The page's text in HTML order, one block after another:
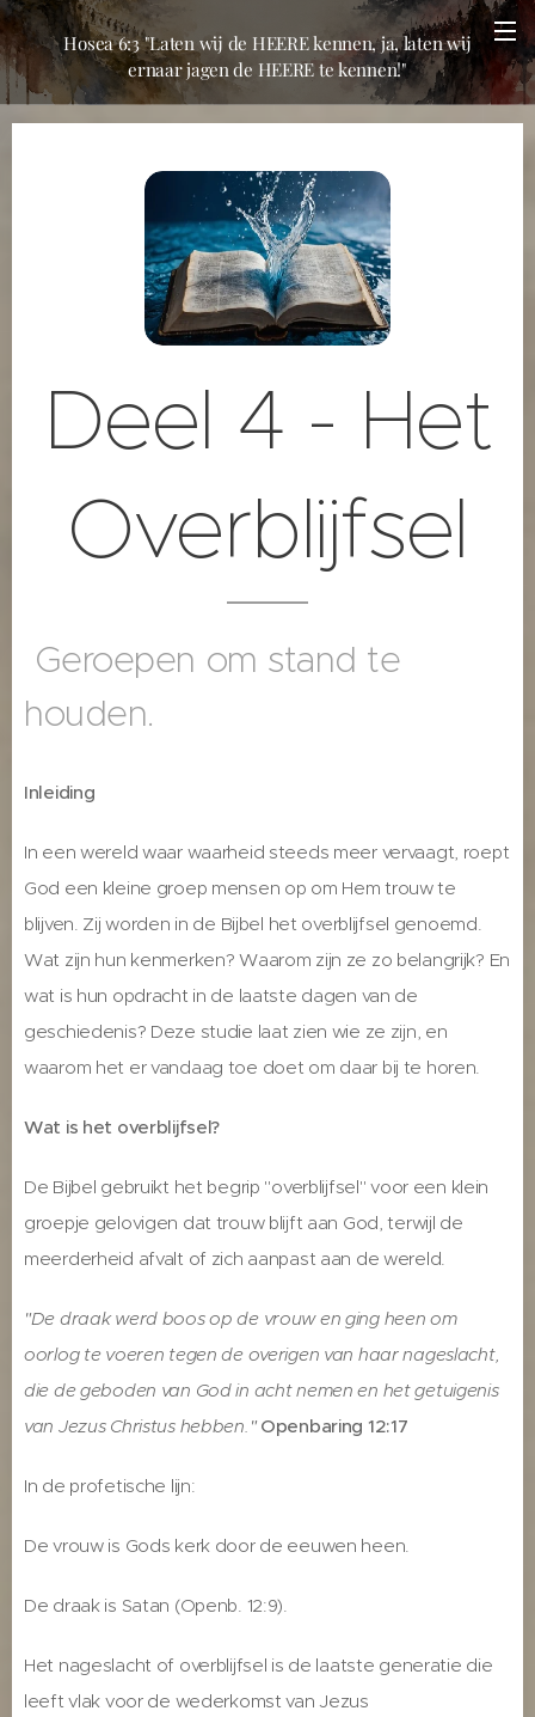
Hosea 6:3 "Laten wij de HEERE kennen, ja, laten wij
ernaar jagen de HEERE te kennen!"
Deel 4 - Het
Overblijfsel
Geroepen om stand te
houden.
Inleiding
In een wereld waar waarheid steeds meer vervaagt, roept
God een kleine groep mensen op om Hem trouw te
blijven. Zij worden in de Bijbel het overblijfsel genoemd.
Wat zijn hun kenmerken? Waarom zijn ze zo belangrijk? En
wat is hun opdracht in de laatste dagen van de
geschiedenis? Deze studie laat zien wie ze zijn, en
waarom het er vandaag toe doet om daar bij te horen.
Wat is het overblijfsel?
De Bijbel gebruikt het begrip "overblijfsel" voor een klein
groepje gelovigen dat trouw blijft aan God, terwijl de
meerderheid afvalt of zich aanpast aan de wereld.
"De draak werd boos op de vrouw en ging heen om
oorlog te voeren tegen de overigen van haar nageslacht,
die de geboden van God in acht nemen en het getuigenis
van Jezus Christus hebben." Openbaring 12:17
In de profetische lijn:
De vrouw is Gods kerk door de eeuwen heen.
De draak is Satan (Openb. 12:9).
Het nageslacht of overblijfsel is de laatste generatie die
leeft vlak voor de wederkomst van Jezus